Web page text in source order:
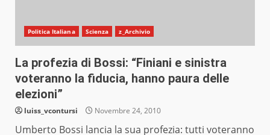
Politica Italiana Scienza z_Archivio
La profezia di Bossi: “Finiani e sinistra
voteranno la fiducia, hanno paura delle
elezioni”
luiss_vcontursi Novembre 24, 2010
Umberto Bossi lancia la sua profezia: tutti voteranno